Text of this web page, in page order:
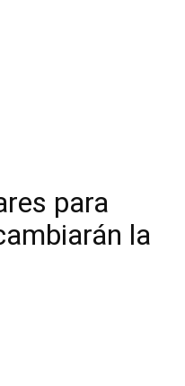
para
la